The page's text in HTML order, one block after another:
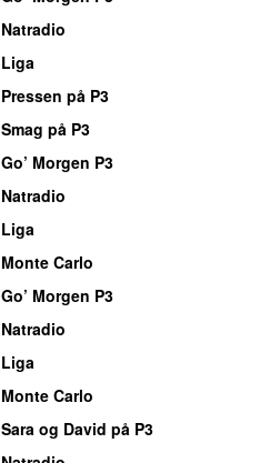
Natradio
Liga
Pressen på P3
Smag på P3
Go’ Morgen P3
Natradio
Liga
Monte Carlo
Go’ Morgen P3
Natradio
Liga
Monte Carlo
Sara og David på P3